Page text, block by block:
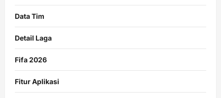
Data Tim
Detail Laga
Fifa 2026
Fitur Aplikasi